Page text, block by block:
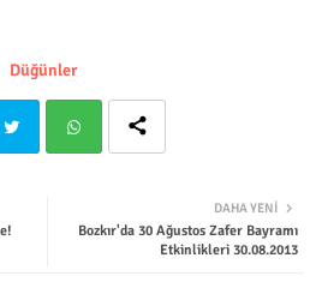
Düğünler
ter tsap
DAHA YENI
Bozkır'da 30 Ağustos Zafer Bayramı
Etkinlikleri 30.08.2013